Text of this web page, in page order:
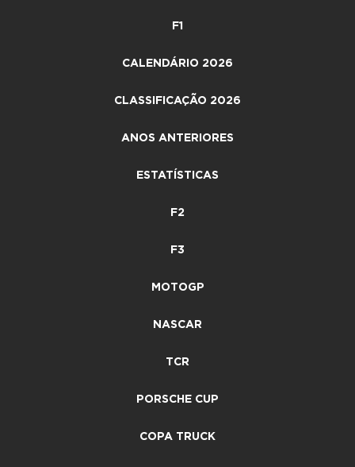
F1
CALENDÁRIO 2026
CLASSIFICAÇÃO 2026
ANOS ANTERIORES
ESTATÍSTICAS
F2
F3
MOTOGP
NASCAR
TCR
PORSCHE CUP
COPA TRUCK